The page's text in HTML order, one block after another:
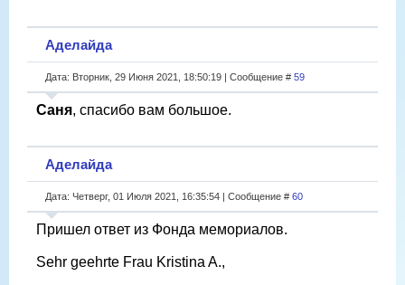
Аделайда
Дата: Вторник, 29 Июня 2021, 18:50:19 | Сообщение # 59
Саня, спасибо вам большое.
Аделайда
Дата: Четверг, 01 Июля 2021, 16:35:54 | Сообщение # 60
Пришел ответ из Фонда мемориалов.
Sehr geehrte Frau Kristina A.,